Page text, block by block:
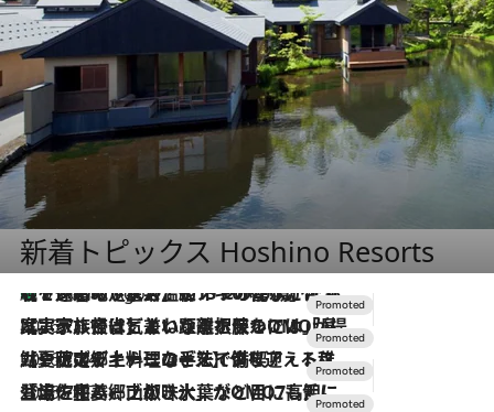
新着トピックス Hoshino Resorts
5 Hours Ago
【トンボの足水浴】ヒノキの香りに包まれて涼感マックス！約13℃の湧水かけ流しを避暑地「星野温泉 トンボの湯」で体験
2026.7.31
【ホテル帰省】という選択肢をOMOが提案。家族とほどよい距離を保つには「昼は実家、夜は気兼ねなくホテルで！」
2026.7.24
【夏限定ディナーコース】旬を迎える稚鮎や花ズッキーニなどをイタリア・トスカーナの郷土料理の手法で満喫！
2026.7.17
「土佐和ハーブかき氷」がOMO7高知に登場！生姜、山椒、大葉など目にも舌にも涼を呼ぶ郷土の味